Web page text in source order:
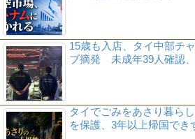
15歳も入店、タイ中部チ
ブ摘発 未成年39人確認
タイでごみをあさり暮ら
を保護、3年以上帰国で